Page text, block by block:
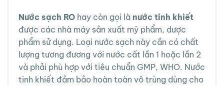
Nước sạch RO hay còn gọi là nước tinh khiết
được các nhà máy sản xuất mỹ phẩm, dược
phẩm sử dụng. Loại nước sạch này cần có chất
lượng tương đương với nước cất lần 1 hoặc lần 2
và phải phù hợp với tiêu chuẩn GMP, WHO. Nước
tinh khiết đảm bảo hoàn toàn vô trùng dùng cho